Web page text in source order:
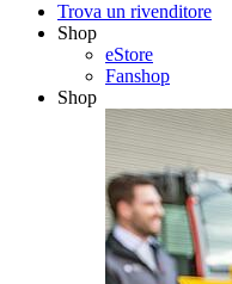
Trova un rivenditore
Shop
eStore
Fanshop
Shop